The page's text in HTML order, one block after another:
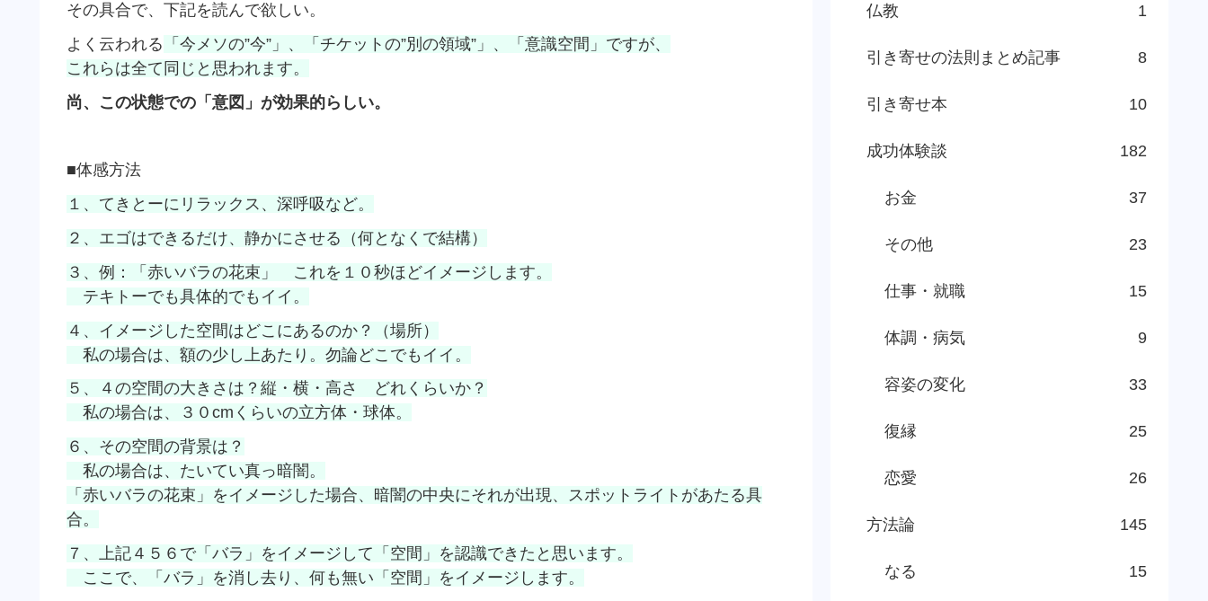
その具合で、下記を読んで欲しい。
よく云われる 「今メソの”今”」、「チケットの”別の領域”」、「意識空間」ですが、
これらは全て同じと思われます。
尚、この状態での「意図」が効果的らしい。
■体感方法
１、てきとーにリラックス、深呼吸など。
２、エゴはできるだけ、静かにさせる（何となくで結構）
３、例：「赤いバラの花束」 これを１０秒ほどイメージします。
テキトーでも具体的でもイイ。
４、イメージした空間はどこにあるのか？（場所）
私の場合は、額の少し上あたり。勿論どこでもイイ。
５、４の空間の大きさは？縦・横・高さ どれくらいか？
私の場合は、３０cmくらいの立方体・球体。
６、その空間の背景は？
私の場合は、たいてい真っ暗闇。
「赤いバラの花束」をイメージした場合、暗闇の中央にそれが出現、スポットライトがあたる具
合。
７、上記４５６で「バラ」をイメージして「空間」を認識できたと思います。
ここで、「バラ」を消し去り、何も無い「空間」をイメージします。
仏教 1
引き寄せの法則まとめ記事 8
引き寄せ本 10
成功体験談 182
お金 37
その他 23
仕事・就職 15
体調・病気 9
容姿の変化 33
復縁 25
恋愛 26
方法論 145
なる 15